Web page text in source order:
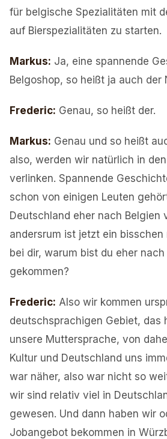
für belgische Spezialitäten mit
auf Bierspezialitäten zu starten.
Markus: Ja, eine spannende
Belgoshop, so heißt ja auch der
Frederic: Genau, so heißt der.
Markus: Genau und so heißt
also, werden wir natürlich in
verlinken. Spannende
schon von einigen Leuten
Deutschland eher nach Belgien
andersrum ist jetzt ein bisschen
bei dir, warum bist du eher
gekommen?
Frederic: Also wir kommen
deutschsprachigen Gebiet, das
unsere Muttersprache, von
Kultur und Deutschland uns
war näher, also war nicht so
wir sind relativ viel in
gewesen. Und dann haben wir
Jobangebot bekommen in